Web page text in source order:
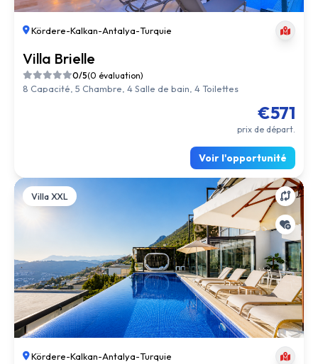
Kördere-Kalkan-Antalya-Turquie
Villa Brielle
0/5(0 évaluation)
8 Capacité, 5 Chambre, 4 Salle de bain, 4 Toilettes
€571
prix de départ.
Voir l'opportunité
Villa XXL
Kördere-Kalkan-Antalya-Turquie